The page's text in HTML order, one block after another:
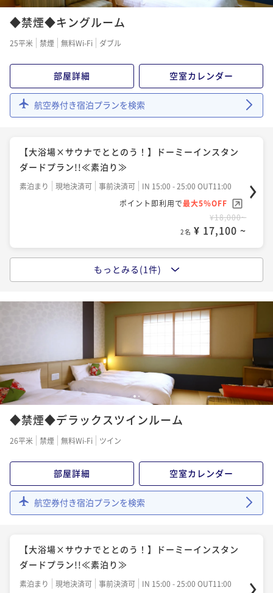
◆禁煙◆キングルーム
25平米 禁煙 無料Wi-Fi ダブル
部屋詳細 空室カレンダー
航空券付き宿泊プランを検索
【大浴場×サウナでととのう！】ドーミーインスタン
ダードプラン!!≪素泊り≫
素泊まり 現地決済可 事前決済可
IN 15:00 - 25:00 OUT11:00
ポイント即利用で最大5％OFF
¥18,000~
2名 ¥ 17,100 ~
【大浴場×サウナでととのう！】ドーミーインスタン
IN 15:00 - 25:00 OUT11:00
ポイント即利用で
2名 ¥ 22,800 ~
もっとみる(1件)
1 2
◆禁煙◆デラックスツインルーム
26平米 禁煙 無料Wi-Fi ツイン
部屋詳細 空室カレンダー
航空券付き宿泊プランを検索
【大浴場×サウナでととのう！】ドーミーインスタン
ダードプラン!!≪素泊り≫
素泊まり 現地決済可 事前決済可
IN 15:00 - 25:00 OUT11:00